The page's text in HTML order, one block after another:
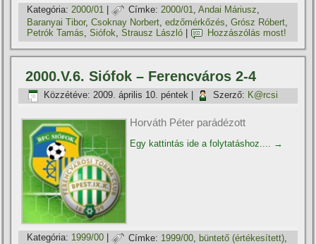
Kategória: 2000/01 Címke: 2000/01 ,Andai Máriusz
Baranyai Tibor,Csoknay Norbert ,edzőmérkőzés ,Grósz Róbert
Petrók Tamás ,Siófok ,Strausz László Hozzászólás most!
2000.V.6. Siófok – Ferencváros 2-4
Közzétéve: 2009. április 10. péntek Szerző: K@rcsi
Horváth Péter parádézott
Egy kattintás ide a folytatáshoz.... →
Kategória: 1999/00 | Címke: 1999/00 büntető (értékesí­tett)